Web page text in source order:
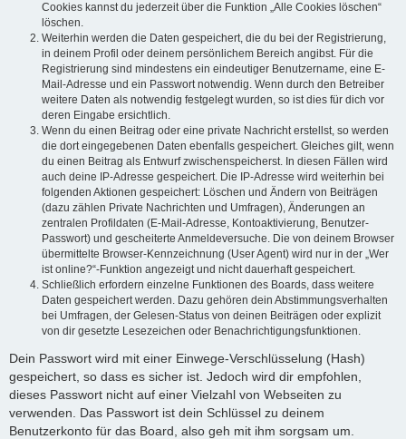
Cookies kannst du jederzeit über die Funktion „Alle Cookies löschen“
löschen.
Weiterhin werden die Daten gespeichert, die du bei der Registrierung,
in deinem Profil oder deinem persönlichem Bereich angibst. Für die
Registrierung sind mindestens ein eindeutiger Benutzername, eine E-
Mail-Adresse und ein Passwort notwendig. Wenn durch den Betreiber
weitere Daten als notwendig festgelegt wurden, so ist dies für dich vor
deren Eingabe ersichtlich.
Wenn du einen Beitrag oder eine private Nachricht erstellst, so werden
die dort eingegebenen Daten ebenfalls gespeichert. Gleiches gilt, wenn
du einen Beitrag als Entwurf zwischenspeicherst. In diesen Fällen wird
auch deine IP-Adresse gespeichert. Die IP-Adresse wird weiterhin bei
folgenden Aktionen gespeichert: Löschen und Ändern von Beiträgen
(dazu zählen Private Nachrichten und Umfragen), Änderungen an
zentralen Profildaten (E-Mail-Adresse, Kontoaktivierung, Benutzer-
Passwort) und gescheiterte Anmeldeversuche. Die von deinem Browser
übermittelte Browser-Kennzeichnung (User Agent) wird nur in der „Wer
ist online?“-Funktion angezeigt und nicht dauerhaft gespeichert.
Schließlich erfordern einzelne Funktionen des Boards, dass weitere
Daten gespeichert werden. Dazu gehören dein Abstimmungsverhalten
bei Umfragen, der Gelesen-Status von deinen Beiträgen oder explizit
von dir gesetzte Lesezeichen oder Benachrichtigungsfunktionen.
Dein Passwort wird mit einer Einwege-Verschlüsselung (Hash)
gespeichert, so dass es sicher ist. Jedoch wird dir empfohlen,
dieses Passwort nicht auf einer Vielzahl von Webseiten zu
verwenden. Das Passwort ist dein Schlüssel zu deinem
Benutzerkonto für das Board, also geh mit ihm sorgsam um.